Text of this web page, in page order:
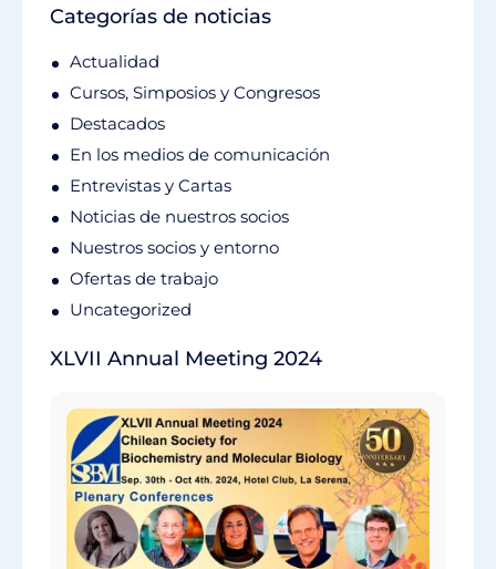
Categorías de noticias
Actualidad
Cursos, Simposios y Congresos
Destacados
En los medios de comunicación
Entrevistas y Cartas
Noticias de nuestros socios
Nuestros socios y entorno
Ofertas de trabajo
Uncategorized
XLVII Annual Meeting 2024